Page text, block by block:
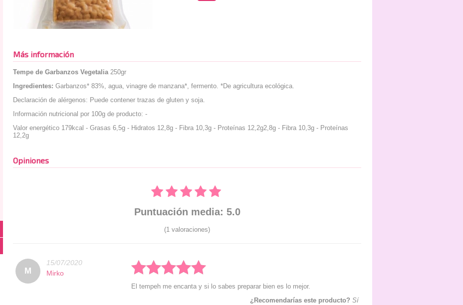
Más información
Tempe de Garbanzos Vegetalia250gr
Ingredientes: Garbanzos* 83%, agua, vinagre de manzana*, fermento. *De agricultura ecológica.
Declaración de alérgenos: Puede contener trazas de gluten y soja.
Información nutricional por 100g de producto: -
Valor energético 179kcal - Grasas 6,5g - Hidratos 12,8g - Fibra 10,3g - Proteínas 12,2g2,8g - Fibra 10,3g - Proteínas
12,2g
Opiniones
Puntuación media: 5.0
(1 valoraciones)
M
15/07/2020
Mirko
El tempeh me encanta y si lo sabes preparar bien es lo mejor.
¿Recomendarías este producto? Sí